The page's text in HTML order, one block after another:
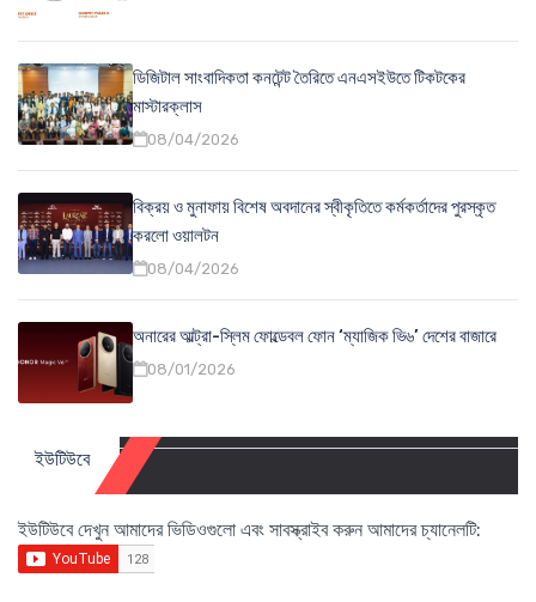
ডিজিটাল সাংবাদিকতা কনটেন্ট তৈরিতে এনএসইউতে টিকটকের
মাস্টারক্লাস
08/04/2026
বিক্রয় ও মুনাফায় বিশেষ অবদানের স্বীকৃতিতে কর্মকর্তাদের পুরস্কৃত
করলো ওয়ালটন
08/04/2026
অনারের আল্ট্রা-স্লিম ফোল্ডেবল ফোন ‘ম্যাজিক ভি৬’ দেশের বাজারে
08/01/2026
ইউটিউবে
ইউটিউবে দেখুন আমাদের ভিডিওগুলো এবং সাবস্ক্রাইব করুন আমাদের চ্যানেলটি: